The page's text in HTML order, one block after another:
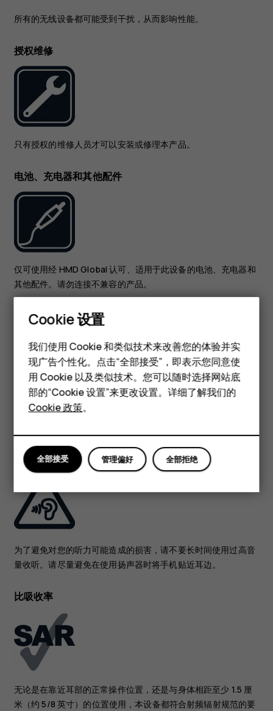
智能手机
经典手机
配件
平板电脑
所有的无线设备都可能受到干扰，从而影响性能。
授权维修
只有授权的维修人员才可以安装或修理本产品。
电池、充电器和其他配件
仅可使用经 HMD Global 认可、适用于此设备的电池、充电器和
其他配件。请勿连接不兼容的产品。
保持设备干燥
如果您的设备具备防水性能，请参见设备技术规格中的 IP 等级以
保护听力
为了避免对您的听力可能造成的损害，请不要长时间使用过高音
量收听。请尽量避免在使用扬声器时将手机贴近耳边。
比吸收率
无论是在靠近耳部的正常操作位置，还是与身体相距至少 1.5 厘
米（约 5/8 英寸）的位置使用，本设备都符合射频辐射规范的要
Cookie 设置
我们使用 Cookie 和类似技术来改善您的体验并实
现广告个性化。点击“全部接受”，即表示您同意使
用 Cookie 以及类似技术。您可以随时选择网站底
部的“Cookie 设置”来更改设置。详细了解我们的
Cookie 政策。
全部拒绝
管理偏好
全部接受